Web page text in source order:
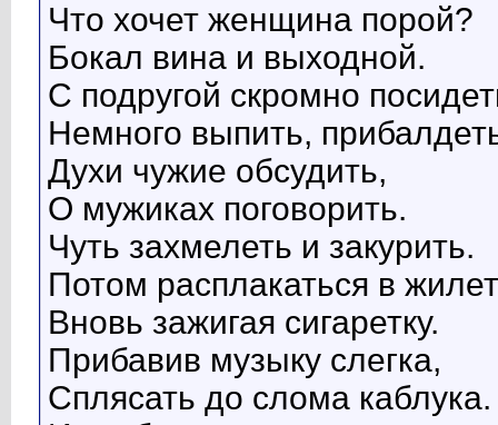
Что хочет женщина порой?
Бокал вина и выходной.
С подругой скромно
Немного выпить,
Духи чужие обсудить,
О мужиках поговорить.
Чуть захмелеть и закурить.
Потом расплакаться в
Вновь зажигая сигаретку.
Прибавив музыку слегка,
Сплясать до слома каблука.